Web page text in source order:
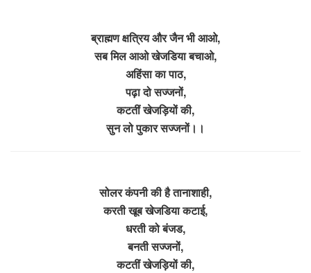
ब्राह्मण क्षत्रिय और जैन भी आओ,
सब मिल आओ खेजडिया बचाओ,
अहिंसा का पाठ,
पढ़ा दो सज्जनों,
कटतीं खेजड़ियों की,
सुन लो पुकार सज्जनों।।
सोलर कंपनी की है तानाशाही,
करती खूब खेजडिया कटाई,
धरती को बंजड,
बनती सज्जनों,
कटतीं खेजड़ियों की,